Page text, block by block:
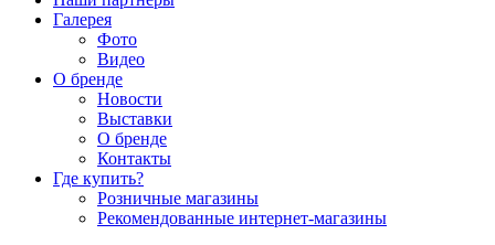
Галерея
Фото
Видео
О бренде
Новости
Выставки
О бренде
Контакты
Где купить?
Розничные магазины
Рекомендованные интернет-магазины